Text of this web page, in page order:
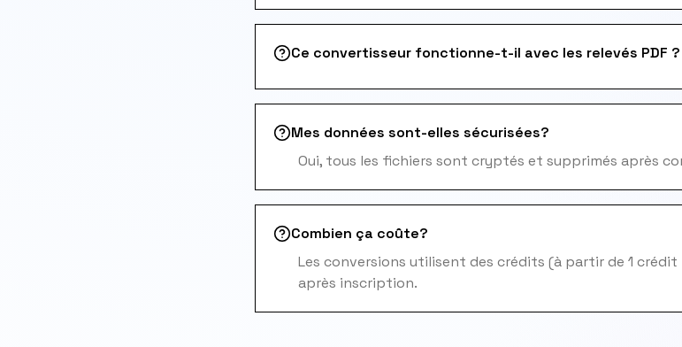
Ce convertisseur fonctionne-t-il avec les relevés PDF ?
Mes données sont-elles sécurisées?
Oui, tous les fichiers sont cryptés et supprimés après
Combien ça coûte?
Les conversions utilisent des crédits (à partir de 1
après inscription.